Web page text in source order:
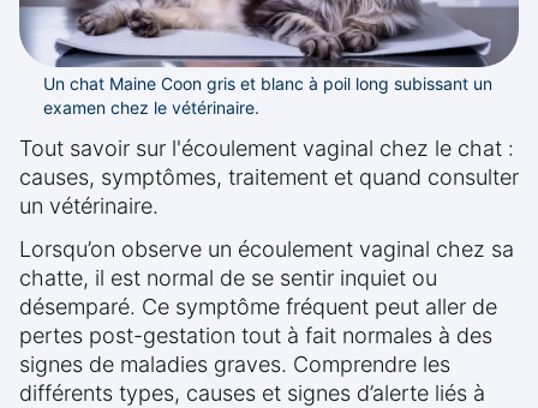
Un chat Maine Coon gris et blanc à poil long subissant un
examen chez le vétérinaire.
Tout savoir sur l'écoulement vaginal chez le chat :
causes, symptômes, traitement et quand consulter
un vétérinaire.
Lorsqu’on observe un écoulement vaginal chez sa
chatte, il est normal de se sentir inquiet ou
désemparé. Ce symptôme fréquent peut aller de
pertes post-gestation tout à fait normales à des
signes de maladies graves. Comprendre les
différents types, causes et signes d’alerte liés à